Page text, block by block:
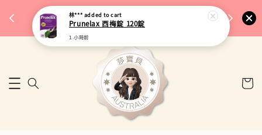
🎉 77購物節｜保健品滿額最低 91 折
來去逛逛
🚚 台
林*** added to cart
Prunelax 西梅錠 120錠
1 小時前